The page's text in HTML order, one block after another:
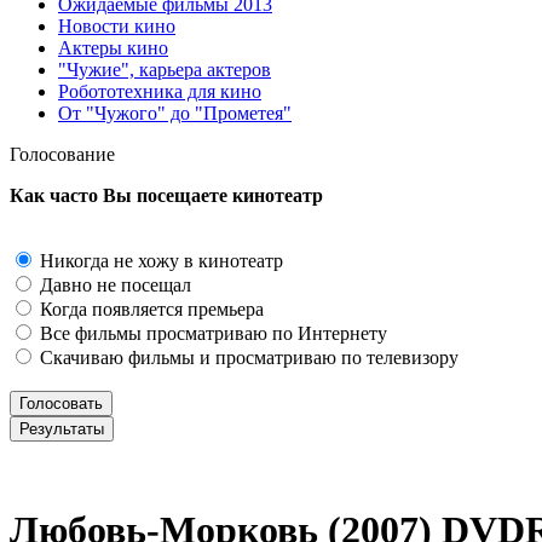
Ожидаемые фильмы 2013
Новости кино
Актеры кино
"Чужие", карьера актеров
Робототехника для кино
От "Чужого" до "Прометея"
Голосование
Как часто Вы посещаете кинотеатр
Никогда не хожу в кинотеатр
Давно не посещал
Когда появляется премьера
Все фильмы просматриваю по Интернету
Скачиваю фильмы и просматриваю по телевизору
Любовь-Морковь (2007)